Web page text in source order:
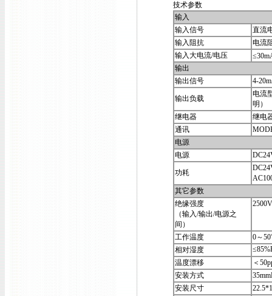
技术参数
输入
输入信号
直流
输入阻抗
电流
输入大电流/电压
输出
输出信号
4-
输出负载
电流
明）
继电器
继电
通讯
电源
电源
功耗
其它参数
绝缘强度
（输入/输出/电源之
间）
工作温度
0～
相对湿度
温度漂移
＜
安装方式
安装尺寸